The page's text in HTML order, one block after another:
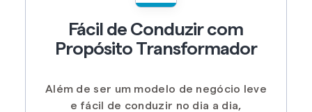
Fácil de Conduzir com
Propósito Transformador
Além de ser um modelo de negócio leve
e fácil de conduzir no dia a dia,